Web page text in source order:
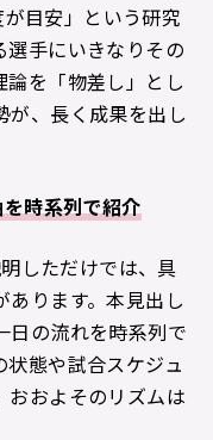
目安」という研究
選手にいきなりその
を「物差し」とし
が、長く成果を出し
時系列で紹介
しただけでは、具
ります。本見出し
日の流れを時系列で
態や試合スケジュ
おおよそのリズムは